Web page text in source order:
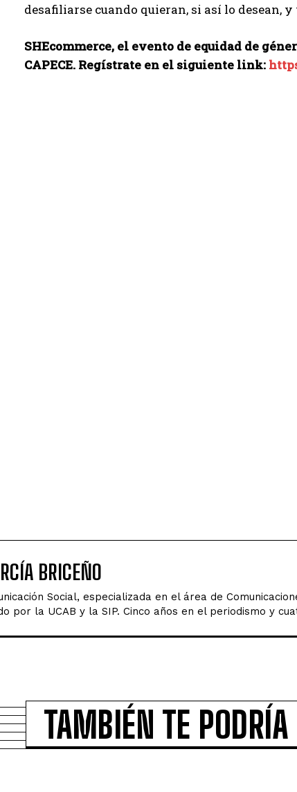
desafiliarse cuando quieran, si así lo desean,
SHEcommerce, el evento de equidad de
CAPECE. Regístrate en el siguiente link:
BRICEÑO
Social, especializada en el área de
por la UCAB y la SIP. Cinco años en el periodismo y
TAMBIÉN TE PODRÍA